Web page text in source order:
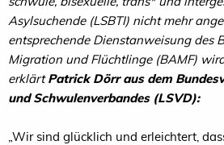
Asylsuchende (LSBTI) nicht mehr
entsprechende Dienstanweisung des
Migration und Flüchtlinge (BAMF)
erklärtPatrick Dörr aus dem
und Schwulenverbandes (LSVD):
„Wir sind glücklich und erleichtert,